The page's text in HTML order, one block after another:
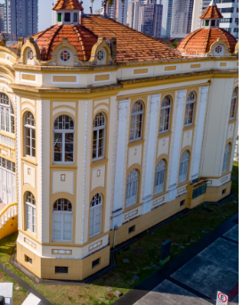
resultados positivos em diversas cidades
Em Niterói (RJ), por exemplo, contribuiu
nos casos de dengue, além de impactos
zika e da chikungunya. A iniciativa é
Mundial da Saúde (OMS) e aprovada
Sanitária (Anvisa).
a tecnologia é segura, natural e
não são transgênicos, não recebem
por modificação genética. Desde 2011,
países, sem registros de impactos à saúde
ao meio ambiente. Estudos também
permanece estável na população de
as primeiras liberações.
as ações já realizadas pela Prefeitura no
a população deve continuar eliminando
água e adotando os cuidados para evitar a
Durante o período de soltura, os
continuar utilizando normalmente
e outros métodos individuais para eliminar